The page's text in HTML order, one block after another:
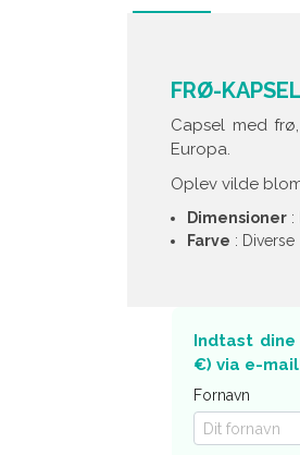
FRØ-
Capsel med
Europa.
Oplev vilde
Dimensioner :
Farve : Diverse
Indtast
€) via e-
Fornavn